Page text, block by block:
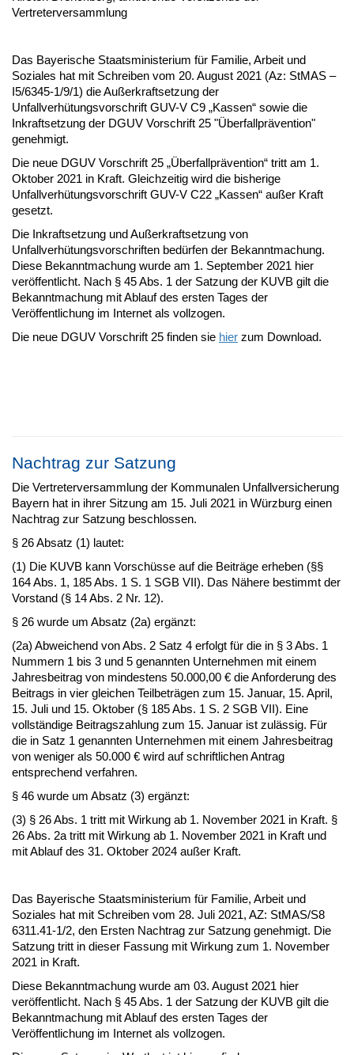
Vertreterversammlung
Das Bayerische Staatsministerium für Familie, Arbeit und
Soziales hat mit Schreiben vom 20. August 2021 (Az: StMAS –
I5/6345-1/9/1) die Außerkraftsetzung der
Unfallverhütungsvorschrift GUV-V C9 „Kassen“ sowie die
Inkraftsetzung der DGUV Vorschrift 25 "Überfallprävention"
genehmigt.
Die neue DGUV Vorschrift 25 „Überfallprävention“ tritt am 1.
Oktober 2021 in Kraft. Gleichzeitig wird die bisherige
Unfallverhütungsvorschrift GUV-V C22 „Kassen“ außer Kraft
gesetzt.
Die Inkraftsetzung und Außerkraftsetzung von
Unfallverhütungsvorschriften bedürfen der Bekanntmachung.
Diese Bekanntmachung wurde am 1. September 2021 hier
veröffentlicht. Nach § 45 Abs. 1 der Satzung der KUVB gilt die
Bekanntmachung mit Ablauf des ersten Tages der
Veröffentlichung im Internet als vollzogen.
Die neue DGUV Vorschrift 25 finden sie hier zum Download.
Nachtrag zur Satzung
Die Vertreterversammlung der Kommunalen Unfallversicherung
Bayern hat in ihrer Sitzung am 15. Juli 2021 in Würzburg einen
Nachtrag zur Satzung beschlossen.
§ 26 Absatz (1) lautet:
(1) Die KUVB kann Vorschüsse auf die Beiträge erheben (§§
164 Abs. 1, 185 Abs. 1 S. 1 SGB VII). Das Nähere bestimmt der
Vorstand (§ 14 Abs. 2 Nr. 12).
§ 26 wurde um Absatz (2a) ergänzt:
(2a) Abweichend von Abs. 2 Satz 4 erfolgt für die in § 3 Abs. 1
Nummern 1 bis 3 und 5 genannten Unternehmen mit einem
Jahresbeitrag von mindestens 50.000,00 € die Anforderung des
Beitrags in vier gleichen Teilbeträgen zum 15. Januar, 15. April,
15. Juli und 15. Oktober (§ 185 Abs. 1 S. 2 SGB VII). Eine
vollständige Beitragszahlung zum 15. Januar ist zulässig. Für
die in Satz 1 genannten Unternehmen mit einem Jahresbeitrag
von weniger als 50.000 € wird auf schriftlichen Antrag
entsprechend verfahren.
§ 46 wurde um Absatz (3) ergänzt:
(3) § 26 Abs. 1 tritt mit Wirkung ab 1. November 2021 in Kraft. §
26 Abs. 2a tritt mit Wirkung ab 1. November 2021 in Kraft und
mit Ablauf des 31. Oktober 2024 außer Kraft.
Das Bayerische Staatsministerium für Familie, Arbeit und
Soziales hat mit Schreiben vom 28. Juli 2021, AZ: StMAS/S8
6311.41-1/2, den Ersten Nachtrag zur Satzung genehmigt. Die
Satzung tritt in dieser Fassung mit Wirkung zum 1. November
2021 in Kraft.
Diese Bekanntmachung wurde am 03. August 2021 hier
veröffentlicht. Nach § 45 Abs. 1 der Satzung der KUVB gilt die
Bekanntmachung mit Ablauf des ersten Tages der
Veröffentlichung im Internet als vollzogen.